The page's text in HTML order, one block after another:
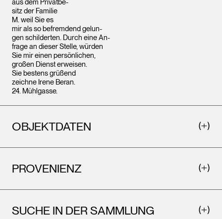
aus dem Privatbe-
sitz der Familie
M. weil Sie es
mir als so befremdend gelun-
gen schilderten. Durch eine An-
frage an dieser Stelle, würden
Sie mir einen persönlichen,
großen Dienst erweisen.
Sie bestens grüßend
zeichne Irene Beran.
24. Mühlgasse.
OBJEKTDATEN
PROVENIENZ
SUCHE IN DER SAMMLUNG